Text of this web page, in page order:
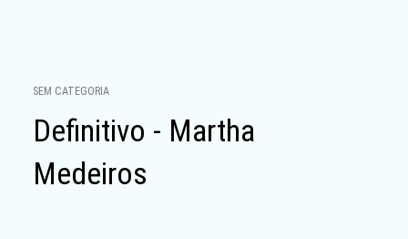
SEM CATEGORIA
Definitivo - Martha
Medeiros